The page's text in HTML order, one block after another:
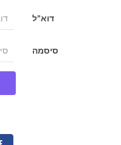
דוא"ל
סיסמה